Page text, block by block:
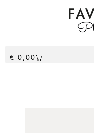
€ 0,00